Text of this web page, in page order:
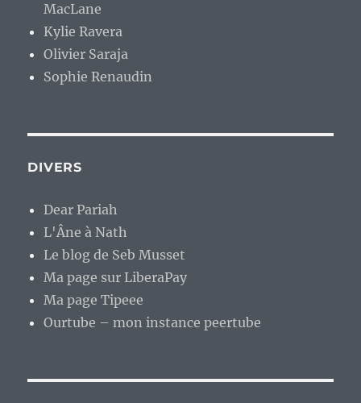
MacLane
Kylie Ravera
Olivier Saraja
Sophie Renaudin
DIVERS
Dear Pariah
L'Âne à Nath
Le blog de Seb Musset
Ma page sur LiberaPay
Ma page Tipeee
Ourtube – mon instance peertube